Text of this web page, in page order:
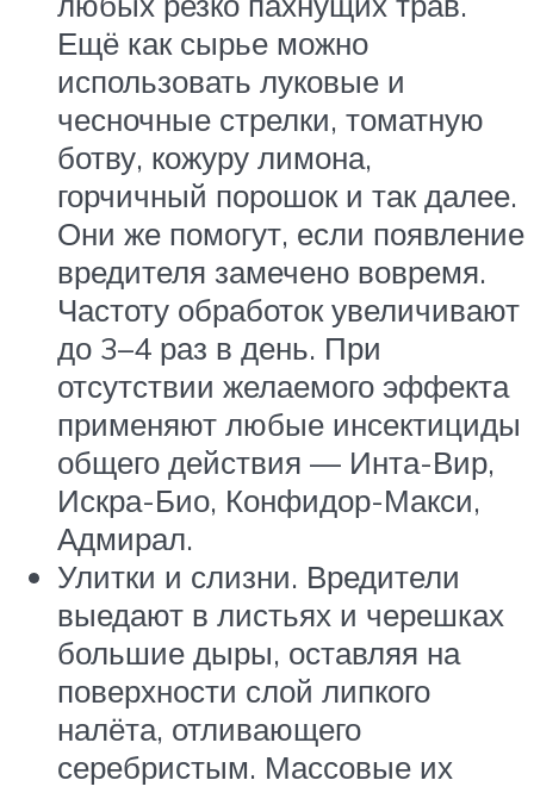
Ещё как сырье можно
использовать луковые и
чесночные стрелки, томатную
ботву, кожуру лимона,
горчичный порошок и так далее.
Они же помогут, если появление
вредителя замечено вовремя.
Частоту обработок увеличивают
до 3–4 раз в день. При
отсутствии желаемого эффекта
применяют любые инсектициды
общего действия — Инта-Вир,
Искра-Био, Конфидор-Макси,
Адмирал.
Улитки и слизни. Вредители
выедают в листьях и черешках
большие дыры, оставляя на
поверхности слой липкого
налёта, отливающего
серебристым. Массовые их